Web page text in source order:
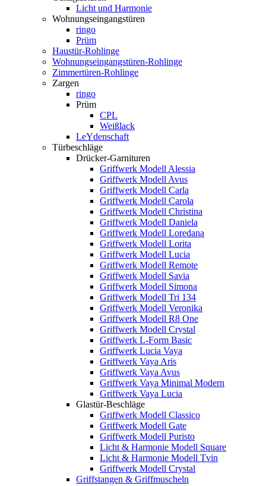
Licht und Harmonie
Wohnungseingangstüren
ringo
Prüm
Haustür-Rohlinge
Wohnungseingangstüren-Rohlinge
Zimmertüren-Rohlinge
Zargen
ringo
Prüm
CPL
Weißlack
LeYdenschaft
Türbeschläge
Drücker-Garnituren
Griffwerk Modell Alessia
Griffwerk Modell Avus
Griffwerk Modell Carla
Griffwerk Modell Carola
Griffwerk Modell Christina
Griffwerk Modell Daniela
Griffwerk Modell Loredana
Griffwerk Modell Lorita
Griffwerk Modell Lucia
Griffwerk Modell Remote
Griffwerk Modell Savia
Griffwerk Modell Simona
Griffwerk Modell Tri 134
Griffwerk Modell Veronika
Griffwerk Modell R8 One
Griffwerk Modell Crystal
Griffwerk L-Form Basic
Griffwerk Lucia Vaya
Griffwerk Vaya Aris
Griffwerk Vaya Avus
Griffwerk Vaya Minimal Modern
Griffwerk Vaya Lucia
Glastür-Beschläge
Griffwerk Modell Classico
Griffwerk Modell Gate
Griffwerk Modell Puristo
Licht & Harmonie Modell Square
Licht & Harmonie Modell Tvin
Griffwerk Modell Crystal
Griffstangen & Griffmuscheln